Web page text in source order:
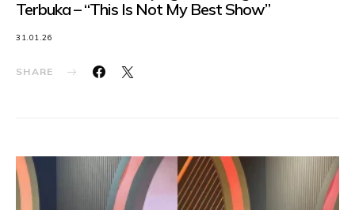
Terbuka – “This Is Not My Best Show”
31.01.26
SHARE